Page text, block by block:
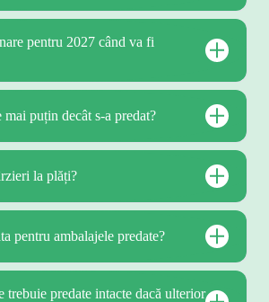
pentru 2027 când va fi
mai puțin decât s-a predat?
la plăți?
pentru ambalajele predate?
trebuie predate intacte dacă ulterior